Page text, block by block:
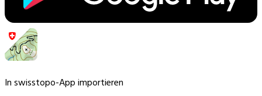
In swisstopo-App importieren